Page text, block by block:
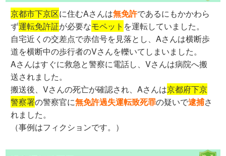
京都市下京区に住むAさんは無免許であるにもかかわら
ず運転免許証が必要なモペット を運転していました。
自宅近くの交差点で赤信号を見落とし、Aさんは横断歩
道を横断中の歩行者のVさんを轢いてしまいました。
Aさんはすぐに救急と警察に電話し、Vさんは病院へ搬
送されました。
搬送後、Vさんの死亡が確認され、Aさんは京都府下京
警察署の警察官に無免許過失運転致死罪の疑いで逮捕さ
れました。
（事例はフィクションです。）